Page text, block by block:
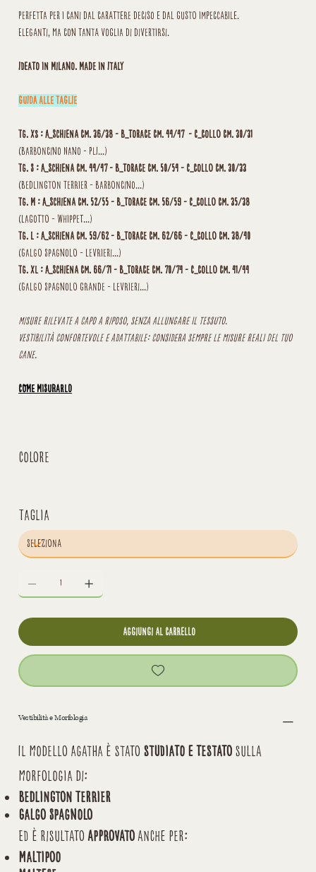
Perfetta per i cani dal carattere deciso e dal gusto impeccabile.
Eleganti, ma con tanta voglia di divertirsi.
Ideato in Milano. Made in Italy
GUIDA ALLE TAGLIE
Tg. XS : A_schiena cm. 36/38 - B_torace cm. 44/47 - C_collo cm. 30/31
(Barboncino Nano - PLI...)
Tg. S : A_schiena cm. 44/47 - B_torace cm. 50/54 - C_collo cm. 30/33
(Bedlington Terrier - Barboncino...)
Tg. M : A_schiena cm. 52/55 - B_torace cm. 56/59 - C_collo cm. 35/38
(Lagotto - Whippet...)
Tg. L : A_schiena cm. 59/62 - B_torace cm. 62/66 - C_collo cm. 38/40
(Galgo Spagnolo - Levrieri...)
Tg. XL : A_schiena cm. 66/71 - B_torace cm. 70/74 - C_collo cm. 41/44
(Galgo Spagnolo grande - Levrieri...)
Misure rilevate a capo a riposo, senza allungare il tessuto.
Vestibilità confortevole e adattabile: considera sempre le misure reali del tuo
cane.
COME MISURARLO
Colore
Taglia
aggiungi al carrello
Vestibilità e Morfologia
Il modello Agatha è stato studiato e testato sulla
morfologia di:
Bedlington Terrier
Galgo Spagnolo
Ed è risultato approvatoanche per:
Maltipoo